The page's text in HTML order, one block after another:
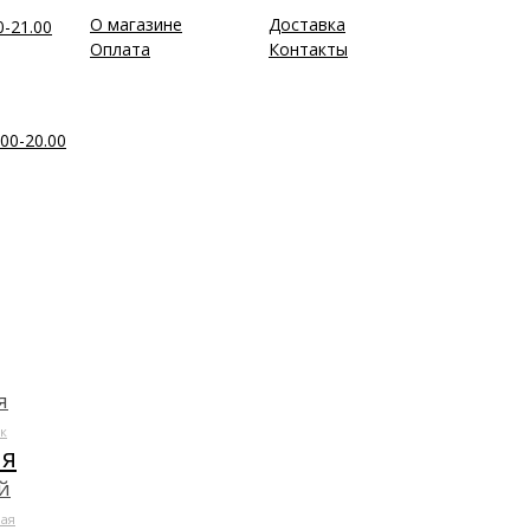
21.00
20.00
О магазине
Доставка
Оплата
Контакты